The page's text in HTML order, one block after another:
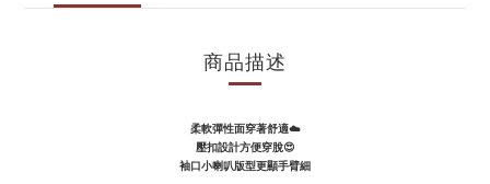
商品描述
柔軟彈性面穿著舒適☁️
壓扣設計方便穿脫😍
袖口小喇叭版型更顯手臂細